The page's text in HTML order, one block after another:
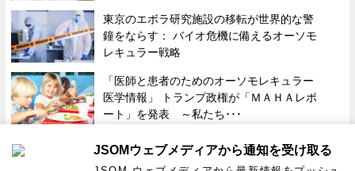
東京のエボラ研究施設の移転が世界的な警
鐘をならす： バイオ危機に備えるオーソモ
レキュラー戦略
「医師と患者のためのオーソモレキュラー
医学情報」 トランプ政権が「ＭＡＨＡレポ
ート」を発表 ～私たち･･･
サイトマップ | お問い合わせ |
JSOMウェブメディアから通知を受け取る